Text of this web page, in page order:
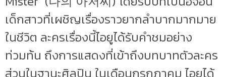
เด็กสาวที่เผชิญเรื่องราวยากลำบากมากมาย
ในชีวิต ละครเรื่องนี้ไอยูได้รับคำชมอย่าง
ท่วมท้น ถึงการแสดงที่เข้าถึงบทบาทตัวละคร
ส่วนในฐานะศิลปิน ในเดือนกรกฎาคม ไอยูได้